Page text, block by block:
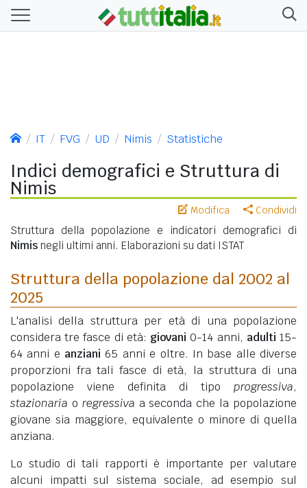
IT FVG UD Nimis Statistiche
Indici demografici e Struttura di
Nimis
Modifica Condividi
Struttura della popolazione e indicatori demografici di
Nimis negli ultimi anni. Elaborazioni su dati ISTAT
Struttura della popolazione dal 2002 al
2025
L'analisi della struttura per età di una popolazione
considera tre fasce di età: giovani 0-14 anni, adulti 15-
64 anni e anziani 65 anni e oltre. In base alle diverse
proporzioni fra tali fasce di età, la struttura di una
popolazione viene definita di tipo progressiva,
stazionaria o regressiva a seconda che la popolazione
giovane sia maggiore, equivalente o minore di quella
anziana.
Lo studio di tali rapporti è importante per valutare
alcuni impatti sul sistema sociale, ad esempio sul